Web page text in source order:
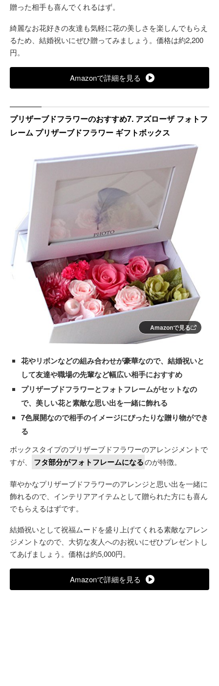
贈った相手も喜んでくれるはず。
綺麗なお花好きの友達も気軽に花の美しさを楽しんでもらえ
るため、結婚祝いにぜひ贈ってみましょう。価格は約2,200
円。
Amazonで詳細を見る
プリザーブドフラワーのおすすめ7. アズローザ フォトフ
レーム プリザーブドフラワー ギフトボックス
Amazonで見る
花やリボンなどの組み合わせが豪華なので、結婚祝いと
して友達や職場の先輩など幅広い相手におすすめ
プリザーブドフラワーとフォトフレームがセットなの
で、美しい花と素敵な思い出を一緒に飾れる
7色展開なので相手のイメージにぴったりな贈り物ができ
る
ボックスタイプのプリザーブドフラワーのアレンジメントで
すが、
フタ部分がフォトフレームになるのが特徴。
華やかなプリザーブドフラワーのアレンジと思い出を一緒に
飾れるので、インテリアアイテムとして贈られた方にも喜ん
でもらえるはずです。
結婚祝いとして祝福ムードを盛り上げてくれる素敵なアレン
ジメントなので、大切な友人へのお祝いにぜひプレゼントし
てあげましょう。価格は約5,000円。
Amazonで詳細を見る